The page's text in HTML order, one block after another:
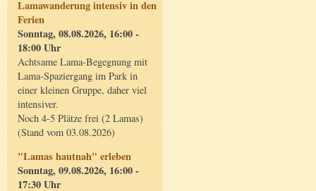
Lamawanderung intensiv in den
Ferien
Sonntag, 08.08.2026, 16:00 -
18:00 Uhr
Achtsame Lama-Begegnung mit
Lama-Spaziergang im Park in
einer kleinen Gruppe, daher viel
intensiver.
Noch 4-5 Plätze frei (2 Lamas)
(Stand vom 03.08.2026)
"Lamas hautnah" erleben
Sonntag, 09.08.2026, 16:00 -
17:30 Uhr